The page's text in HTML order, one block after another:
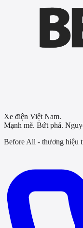
Xe điện Việt Nam.
Mạnh mẽ. Bứt phá.
Before All - thương hiệu